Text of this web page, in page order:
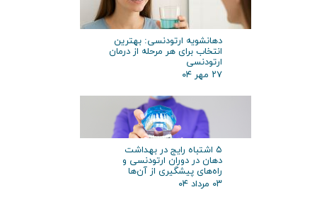
دهانشویه ارتودنسی: بهترین
انتخاب برای هر مرحله از درمان
ارتودنسی
۲۷ مهر ۰۴
۵ اشتباه رایج در بهداشت
دهان در دوران ارتودنسی و
راه‌های پیشگیری از آن‌ها
۰۳ مرداد ۰۴